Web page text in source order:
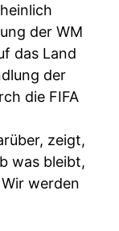
der WM
das Land
der
die FIFA
zeigt,
was bleibt,
werden